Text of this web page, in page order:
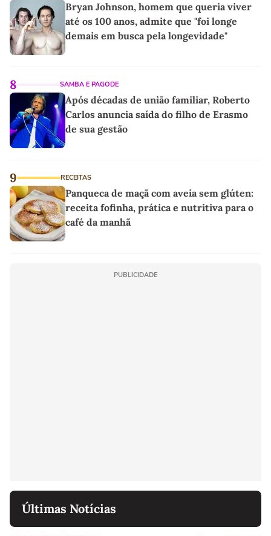
Bryan Johnson, homem que queria viver
até os 100 anos, admite que "foi longe
demais em busca pela longevidade"
8 SAMBA E PAGODE
Após décadas de união familiar, Roberto
Carlos anuncia saída do filho de Erasmo
de sua gestão
9 RECEITAS
Panqueca de maçã com aveia sem glúten:
receita fofinha, prática e nutritiva para o
café da manhã
PUBLICIDADE
Últimas Notícias